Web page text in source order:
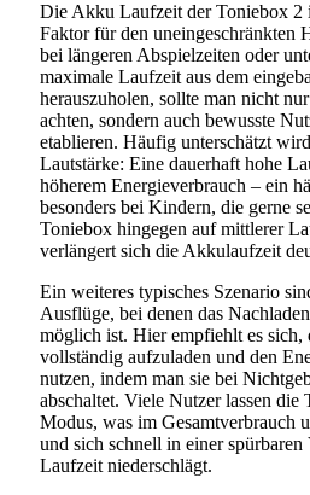
Die Akku Laufzeit der Toniebox 2
Faktor für den uneingeschränkten
bei längeren Abspielzeiten oder
maximale Laufzeit aus dem
herauszuholen, sollte man nicht
achten, sondern auch bewusste
etablieren. Häufig unterschätzt
Lautstärke: Eine dauerhaft hohe
höherem Energieverbrauch – ein
besonders bei Kindern, die gerne
Toniebox hingegen auf mittlerer
verlängert sich die Akkulaufzeit
Ein weiteres typisches Szenario
Ausflüge, bei denen das
möglich ist. Hier empfiehlt es sich,
vollständig aufzuladen und den
nutzen, indem man sie bei
abschaltet. Viele Nutzer lassen die
Modus, was im Gesamtverbrauch
und sich schnell in einer
Laufzeit niederschlägt.